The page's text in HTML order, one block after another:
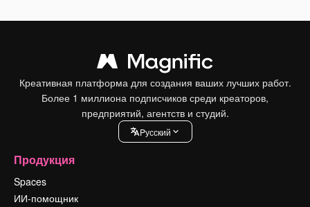
Креативная платформа для создания ваших лучших работ.
Более 1 миллиона подписчиков среди креаторов,
предприятий, агентств и студий.
Pусский
Продукция
Spaces
ИИ-помощник